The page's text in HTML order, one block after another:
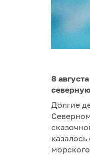
8
Долгие